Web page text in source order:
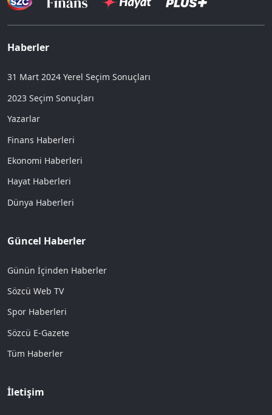
Haberler
31 Mart 2024 Yerel Seçim Sonuçları
2023 Seçim Sonuçları
Yazarlar
Finans Haberleri
Ekonomi Haberleri
Hayat Haberleri
Dünya Haberleri
Güncel Haberler
Günün İçinden Haberler
Sözcü Web TV
Spor Haberleri
Sözcü E-Gazete
Tüm Haberler
İletişim